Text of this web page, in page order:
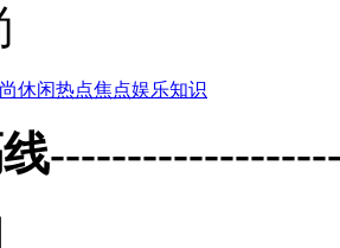
休闲热点焦点娱乐知识